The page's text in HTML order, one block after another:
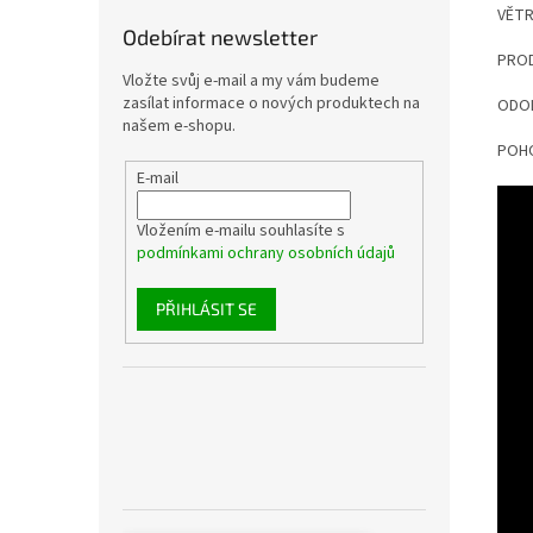
Odebírat newsletter
Vložte svůj e-mail a my vám budeme
zasílat informace o nových produktech na
našem e-shopu.
E-mail
Vložením e-mailu souhlasíte s
podmínkami ochrany osobních údajů
PŘIHLÁSIT SE